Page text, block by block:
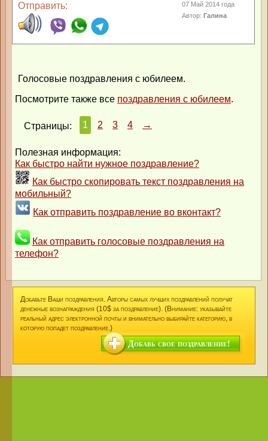
Отправить:
07 Май 2014 года
Автор:Галина
Голосовые поздравления с юбилеем.
Посмотрите также все поздравления с юбилеем.
Страницы: 1 2 3 4 →
Полезная информация:
Как быстро найти нужное поздравление?
Как быстро скопировать текст поздравления на
мобильный?
Как отправить поздравление во вконтакт?
Как отправить голосовые поздравления на
телефон?
Добавьте Ваши поздравления. Авторы самых лучших поздравлений получат
денежные вознаграждения (10$ за поздравление). (Внимание: указывайте
реальный адрес электронной почты и внимательно выбирайте категорию, в
которую попадет поздравление.)
Добавь свое поздравление!